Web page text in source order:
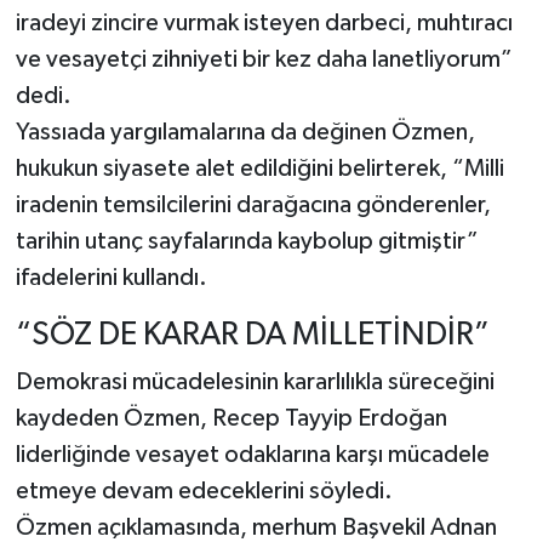
iradeyi zincire vurmak isteyen darbeci, muhtıracı
ve vesayetçi zihniyeti bir kez daha lanetliyorum”
dedi.
Yassıada yargılamalarına da değinen Özmen,
hukukun siyasete alet edildiğini belirterek, “Milli
iradenin temsilcilerini darağacına gönderenler,
tarihin utanç sayfalarında kaybolup gitmiştir”
ifadelerini kullandı.
“SÖZ DE KARAR DA MİLLETİNDİR”
Demokrasi mücadelesinin kararlılıkla süreceğini
kaydeden Özmen, Recep Tayyip Erdoğan
liderliğinde vesayet odaklarına karşı mücadele
etmeye devam edeceklerini söyledi.
Özmen açıklamasında, merhum Başvekil Adnan